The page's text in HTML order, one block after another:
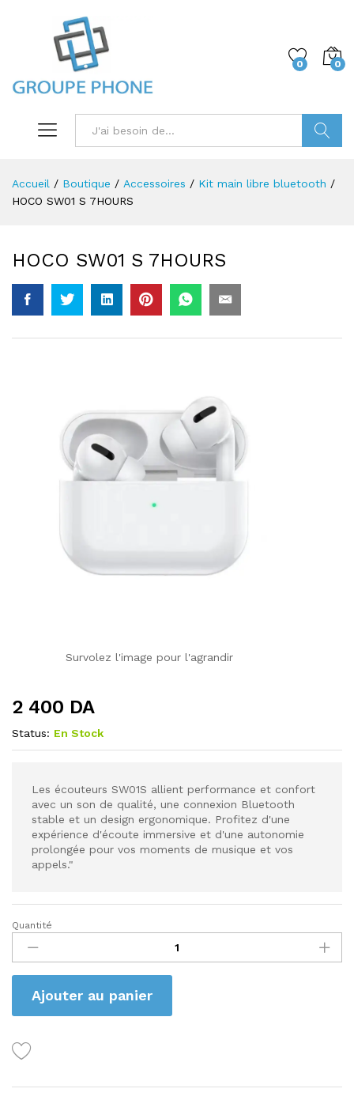
0 0
Accueil / Boutique / Accessoires / Kit main libre bluetooth /
HOCO SW01 S 7HOURS
HOCO SW01 S 7HOURS
Survolez l'image pour l'agrandir
2 400 DA
Status: En Stock
Les écouteurs SW01S allient performance et confort
avec un son de qualité, une connexion Bluetooth
stable et un design ergonomique. Profitez d'une
expérience d'écoute immersive et d'une autonomie
prolongée pour vos moments de musique et vos
appels."
HOCO
SW01
S
7HOURS
quantity
Quantité
Ajouter au panier